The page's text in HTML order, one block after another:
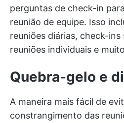
perguntas de check-in
reunião de equipe. Isso
reuniões diárias, check-ins
reuniões individuais e
Quebra-gelo e
A maneira mais fácil de
constrangimento das